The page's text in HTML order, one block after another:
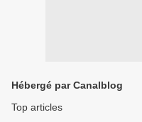
Hébergé par Canalblog
Top articles